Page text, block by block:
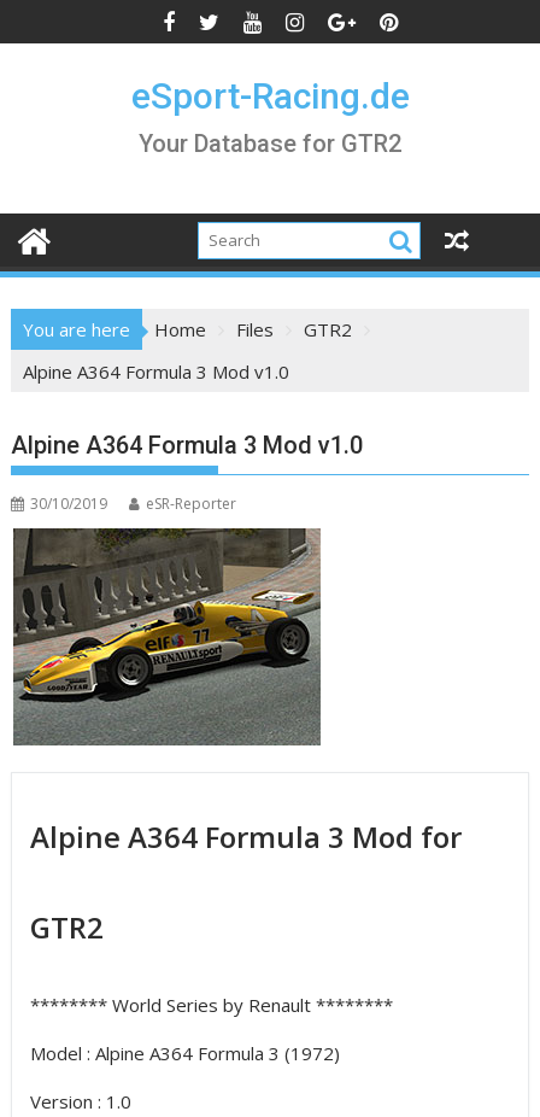
to
eSport-Racing.de
Your Database for GTR2
You are here Home Files
GTR2
Alpine A364 Formula 3 Mod v1.0
Alpine A364 Formula 3 Mod v1.0
30/10/2019 eSR-Reporter
Alpine A364 Formula 3 Mod for
GTR2
******** World Series by Renault ********
Model : Alpine A364 Formula 3 (1972)
Version : 1.0